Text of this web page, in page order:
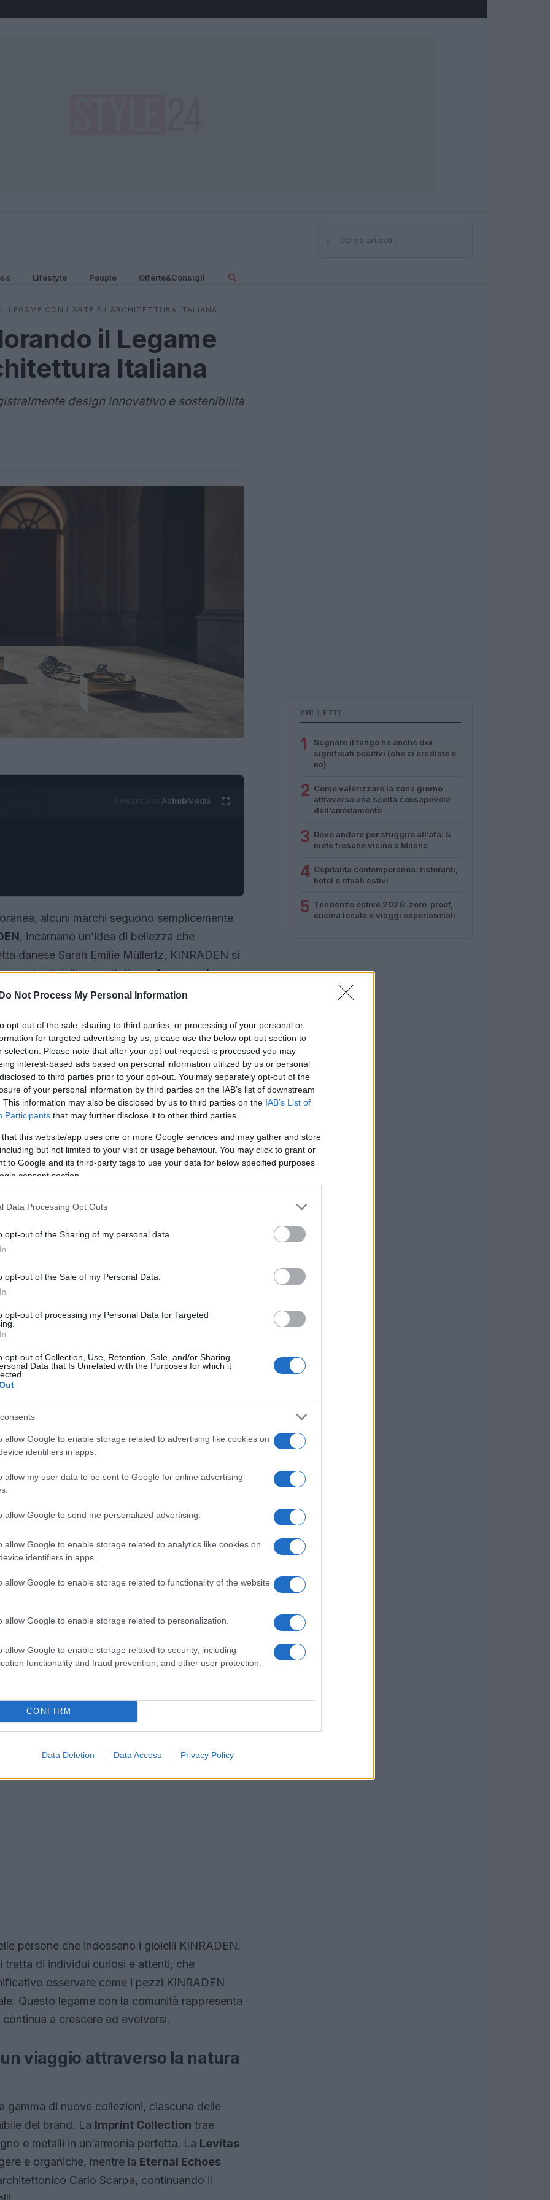
Do Not Process My Personal Information
opt-out of the sale, sharing to third parties, or processing of your personal or
for targeted advertising by us, please use the below opt-out section to
selection. Please note that after your opt-out request is processed you may
interest-based ads based on personal information utilized by us or personal
to third parties prior to your opt-out. You may separately opt-out of the
of your personal information by third parties on the IAB’s list of downstream
This information may also be disclosed by us to third parties on the IAB’s List of
Participants that may further disclose it to other third parties.
that this website/app uses one or more Google services and may gather and store
but not limited to your visit or usage behaviour. You may click to grant or
to Google and its third-party tags to use your data for below specified purposes
consent section.
Data Processing Opt Outs
opt-out of the Sharing of my personal data.
opt-out of the Sale of my Personal Data.
opt-out of processing my Personal Data for Targeted
opt-out of Collection, Use, Retention, Sale, and/or Sharing
Data that Is Unrelated with the Purposes for which it
allow Google to enable storage related to advertising like cookies on
identifiers in apps.
allow my user data to be sent to Google for online advertising
allow Google to send me personalized advertising.
allow Google to enable storage related to analytics like cookies on
identifiers in apps.
allow Google to enable storage related to functionality of the website
allow Google to enable storage related to personalization.
allow Google to enable storage related to security, including
functionality and fraud prevention, and other user protection.
CONFIRM
Data Deletion Data Access Privacy Policy
⌕Cerca
Lifestyle People Offerte&Consigli
LEGAME CON L’ARTE E L’ARCHITETTURA ITALIANA
il Legame
Italiana
design innovativo e sostenibilità
AdhubMedia
alcuni marchi seguono semplicemente
, incarnano un’idea di bellezza che
danese Sarah Emilie Müllertz, KINRADEN si
gioielli progettati perdurare nel
stagioni.
cultura
ingresso nel mercato italiano, non come una
un
per l’arte e l’architettura, valori che
ha sempre considerato l’Italia un
un luogo dove l’arte e l’artigianalità si
il suo profondo legame con l’Italia,
e l’Italia è al centro della nostra
che l’eredità architettonica e artistica italiana è
Questa connessione si riflette nei
propriepiccole architetture indossabili,
nel corso della vita.
e la comunità
ha organizzato una cena esclusiva a
e personalità influenti. Tra i partecipanti
conosciuto come
attraverso la sua arte culinaria.
persone che indossano i gioielli KINRADEN.
tratta di individui curiosi e attenti, che
osservare come i pezzi KINRADEN
Questo legame con la comunità rappresenta
a crescere ed evolversi.
viaggio attraverso la natura
gamma di nuove collezioni, ciascuna delle
del brand. La Imprint Collection trae
e metalli in un’armonia perfetta. La Levitas
e organiche, mentre la Eternal Echoes
Carlo Scarpa, continuando il
PIÙ LETTI
1
Sognare il fango ha anche dei
significati positivi (che ci crediate o
no)
2 Come valorizzare la zona giorno
attraverso una scelta consapevole
dell’arredamento
3 Dove andare per sfuggire all’afa: 5
mete fresche vicino a Milano
4 Ospitalità contemporanea: ristoranti,
hotel e rituali estivi
5 Tendenze estive 2026: zero-proof,
cucina locale e viaggi esperienziali